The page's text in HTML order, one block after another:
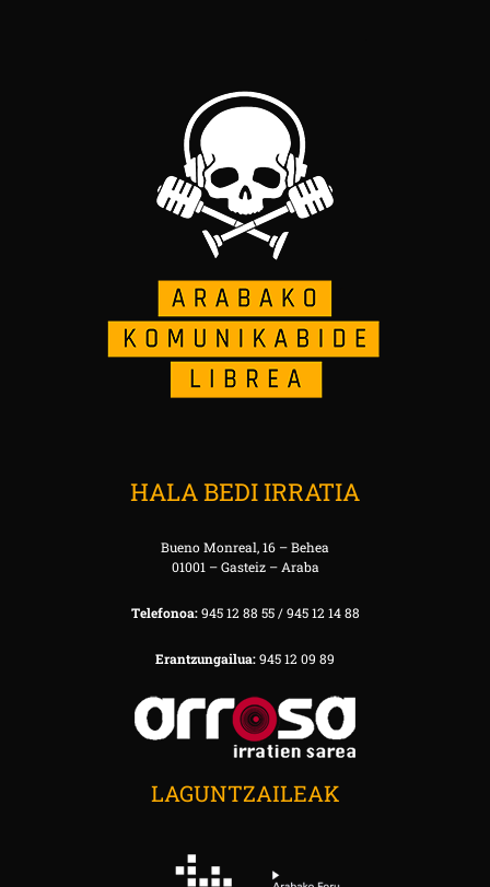
HALA BEDI IRRATIA
Bueno Monreal, 16 – Behea
01001 – Gasteiz – Araba
Telefonoa:945 12 88 55 / 945 12 14 88
Erantzungailua:945 12 09 89
LAGUNTZAILEAK